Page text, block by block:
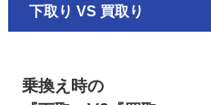
下取り VS 買取り
乗換え時の